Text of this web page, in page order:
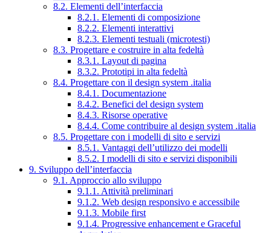
8.2. Elementi dell’interfaccia
8.2.1. Elementi di composizione
8.2.2. Elementi interattivi
8.2.3. Elementi testuali (microtesti)
8.3. Progettare e costruire in alta fedeltà
8.3.1. Layout di pagina
8.3.2. Prototipi in alta fedeltà
8.4. Progettare con il design system .italia
8.4.1. Documentazione
8.4.2. Benefici del design system
8.4.3. Risorse operative
8.4.4. Come contribuire al design system .italia
8.5. Progettare con i modelli di sito e servizi
8.5.1. Vantaggi dell’utilizzo dei modelli
8.5.2. I modelli di sito e servizi disponibili
9. Sviluppo dell’interfaccia
9.1. Approccio allo sviluppo
9.1.1. Attività preliminari
9.1.2. Web design responsivo e accessibile
9.1.3. Mobile first
9.1.4. Progressive enhancement e Graceful